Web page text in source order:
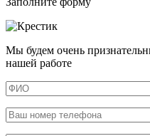
Мы будем очень
нашей работе